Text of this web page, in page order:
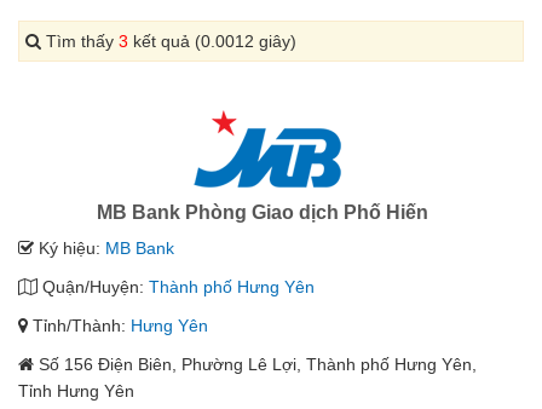
Tìm thấy 3 kết quả (0.0012 giây)
MB Bank Phòng Giao dịch Phố Hiến
Ký hiệu: MB Bank
Quận/Huyện: Thành phố Hưng Yên
Tỉnh/Thành: Hưng Yên
Số 156 Điện Biên, Phường Lê Lợi, Thành phố Hưng Yên,
Tỉnh Hưng Yên